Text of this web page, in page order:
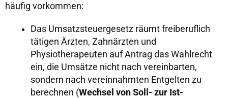
häufig vorkommen:
Das Umsatzsteuergesetz räumt freiberuflich
tätigen Ärzten, Zahnärzten und
Physiotherapeuten auf Antrag das Wahlrecht
ein, die Umsätze nicht nach vereinbarten,
sondern nach vereinnahmten Entgelten zu
berechnen (Wechsel von Soll- zur Ist-